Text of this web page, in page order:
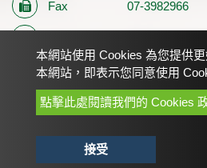
本網站使用 Cookies 為您提供
本網站，即表示您同意使用
點擊此處閱讀我們的 Cookies
接受
Fax 07-3982966
統一編號 12710483
網站地圖